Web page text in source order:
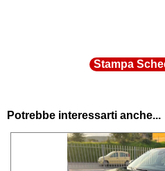
subordinato
scritta alla sede
Stampa
Potrebbe interessarti anche...